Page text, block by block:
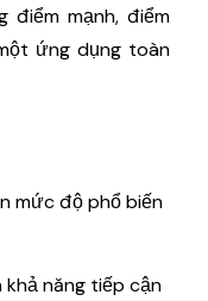
mạnh, điểm
ứng dụng toàn
mức độ phổ biến
khả năng tiếp cận